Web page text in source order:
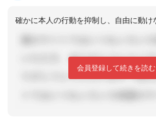
会員登録して続きを読む